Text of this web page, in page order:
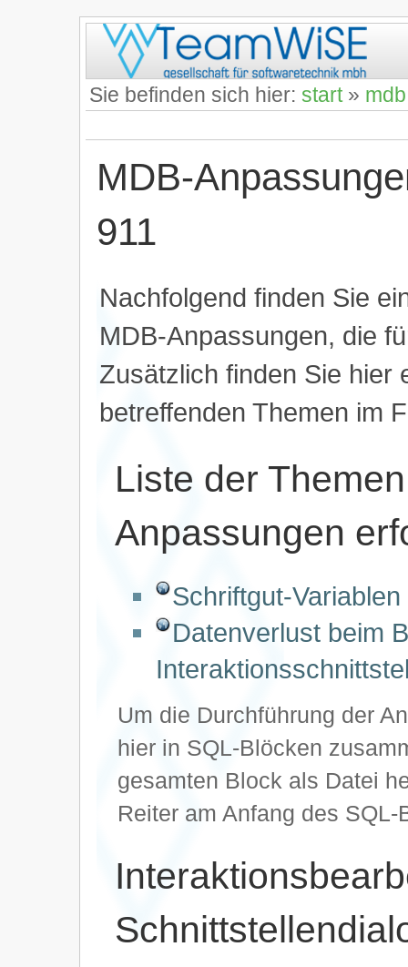
Sie befinden sich hier: start» mdb
MDB-
911
Nachfolgend finden Sie
MDB-Anpassungen, die
Zusätzlich finden Sie hier
betreffenden Themen im
Liste der
Anpassungen
Schriftgut-
Datenverlust beim
Um die Durchführung der
hier in SQL-Blöcken
gesamten Block als Datei
Reiter am Anfang des